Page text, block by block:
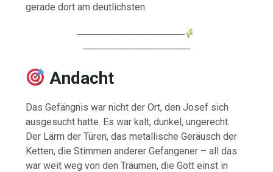
gerade dort am deutlichsten.
────────────────
────────────────
Andacht
Das Gefängnis war nicht der Ort, den Josef sich
ausgesucht hatte. Es war kalt, dunkel, ungerecht.
Der Lärm der Türen, das metallische Geräusch der
Ketten, die Stimmen anderer Gefangener – all das
war weit weg von den Träumen, die Gott einst in